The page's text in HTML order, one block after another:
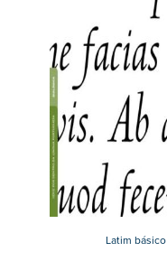
Latim básico